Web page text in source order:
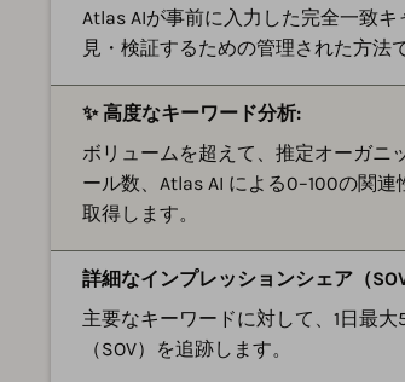
Atlas AIが事前に入力した完全一致
見・検証するための管理された方法
✨ 高度なキーワード分析:
ボリュームを超えて、推定オーガニ
ール数、Atlas AI による0–100の関
取得します。
詳細なインプレッションシェア（
主要なキーワードに対して、1日最
（SOV）を追跡します。